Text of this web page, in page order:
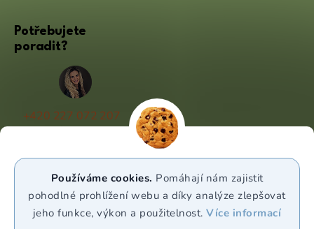
Používáme cookies. Pomáhají nám zajistit
pohodlné prohlížení webu a díky analýze zlepšovat
jeho funkce, výkon a použitelnost.Více informací
Potřebujete
poradit?
+420 227 072 207
(Po - Pá 9:00 - 17:00)
WhatsApp